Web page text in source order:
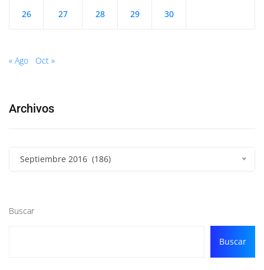
26 27 28 29 30
« Ago Oct »
Archivos
Septiembre 2016 (186)
Buscar
Buscar